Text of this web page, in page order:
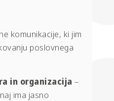
komunikacije, ki jim
poslovnega
in organizacija –
ima jasno